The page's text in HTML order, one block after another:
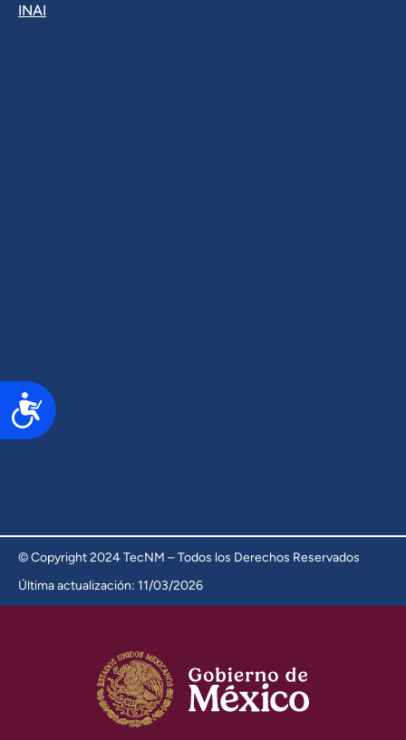
Accesibilidad
INAI
© Copyright 2024 TecNM – Todos los Derechos Reservados
Última actualización: 11/03/2026